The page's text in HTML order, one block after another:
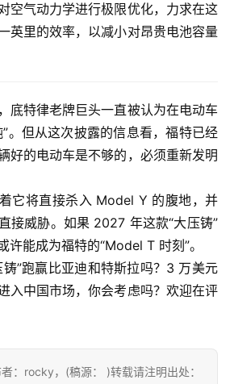
空气动力学进行极限优化，力求在这
英里的效率，以减小对昂贵电池容量
底特律老牌巨头一直被认为在电动车
。但从这次披露的信息看，福特已经
好的电动车是不够的，必须重新发明
它将直接杀入 Model Y 的腹地，并
接威胁。如果 2027 年这款“大压铸”
许能成为福特的“Model T 时刻”。
”跑赢比亚迪和特斯拉吗？3 万美元
入中国市场，你会考虑吗？欢迎在评
：rocky，(稿源： )转载请注明出处：